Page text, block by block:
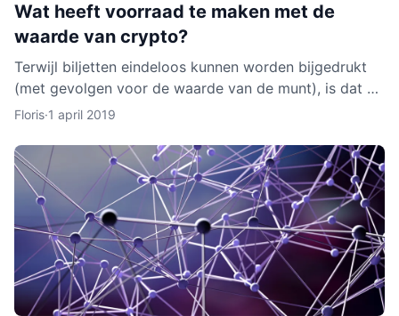
Wat heeft voorraad te maken met de
waarde van crypto?
Terwijl biljetten eindeloos kunnen worden bijgedrukt
(met gevolgen voor de waarde van de munt), is dat bij
cryptocurrencies anders. Hoe werkt dit nu eigenlijk p
Floris·1 april 2019